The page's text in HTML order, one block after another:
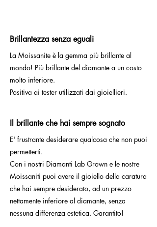
Brillantezza senza eguali
La Moissanite è la gemma più brillante al
mondo! Più brillante del diamante a un costo
molto inferiore.
Positiva ai tester utilizzati dai gioiellieri.
Il brillante che hai sempre sognato
E' frustrante desiderare qualcosa che non puoi
permetterti.
Con i nostri Diamanti Lab Grown e le nostre
Moissaniti puoi avere il gioiello della caratura
che hai sempre desiderato, ad un prezzo
nettamente inferiore al diamante, senza
nessuna differenza estetica. Garantito!